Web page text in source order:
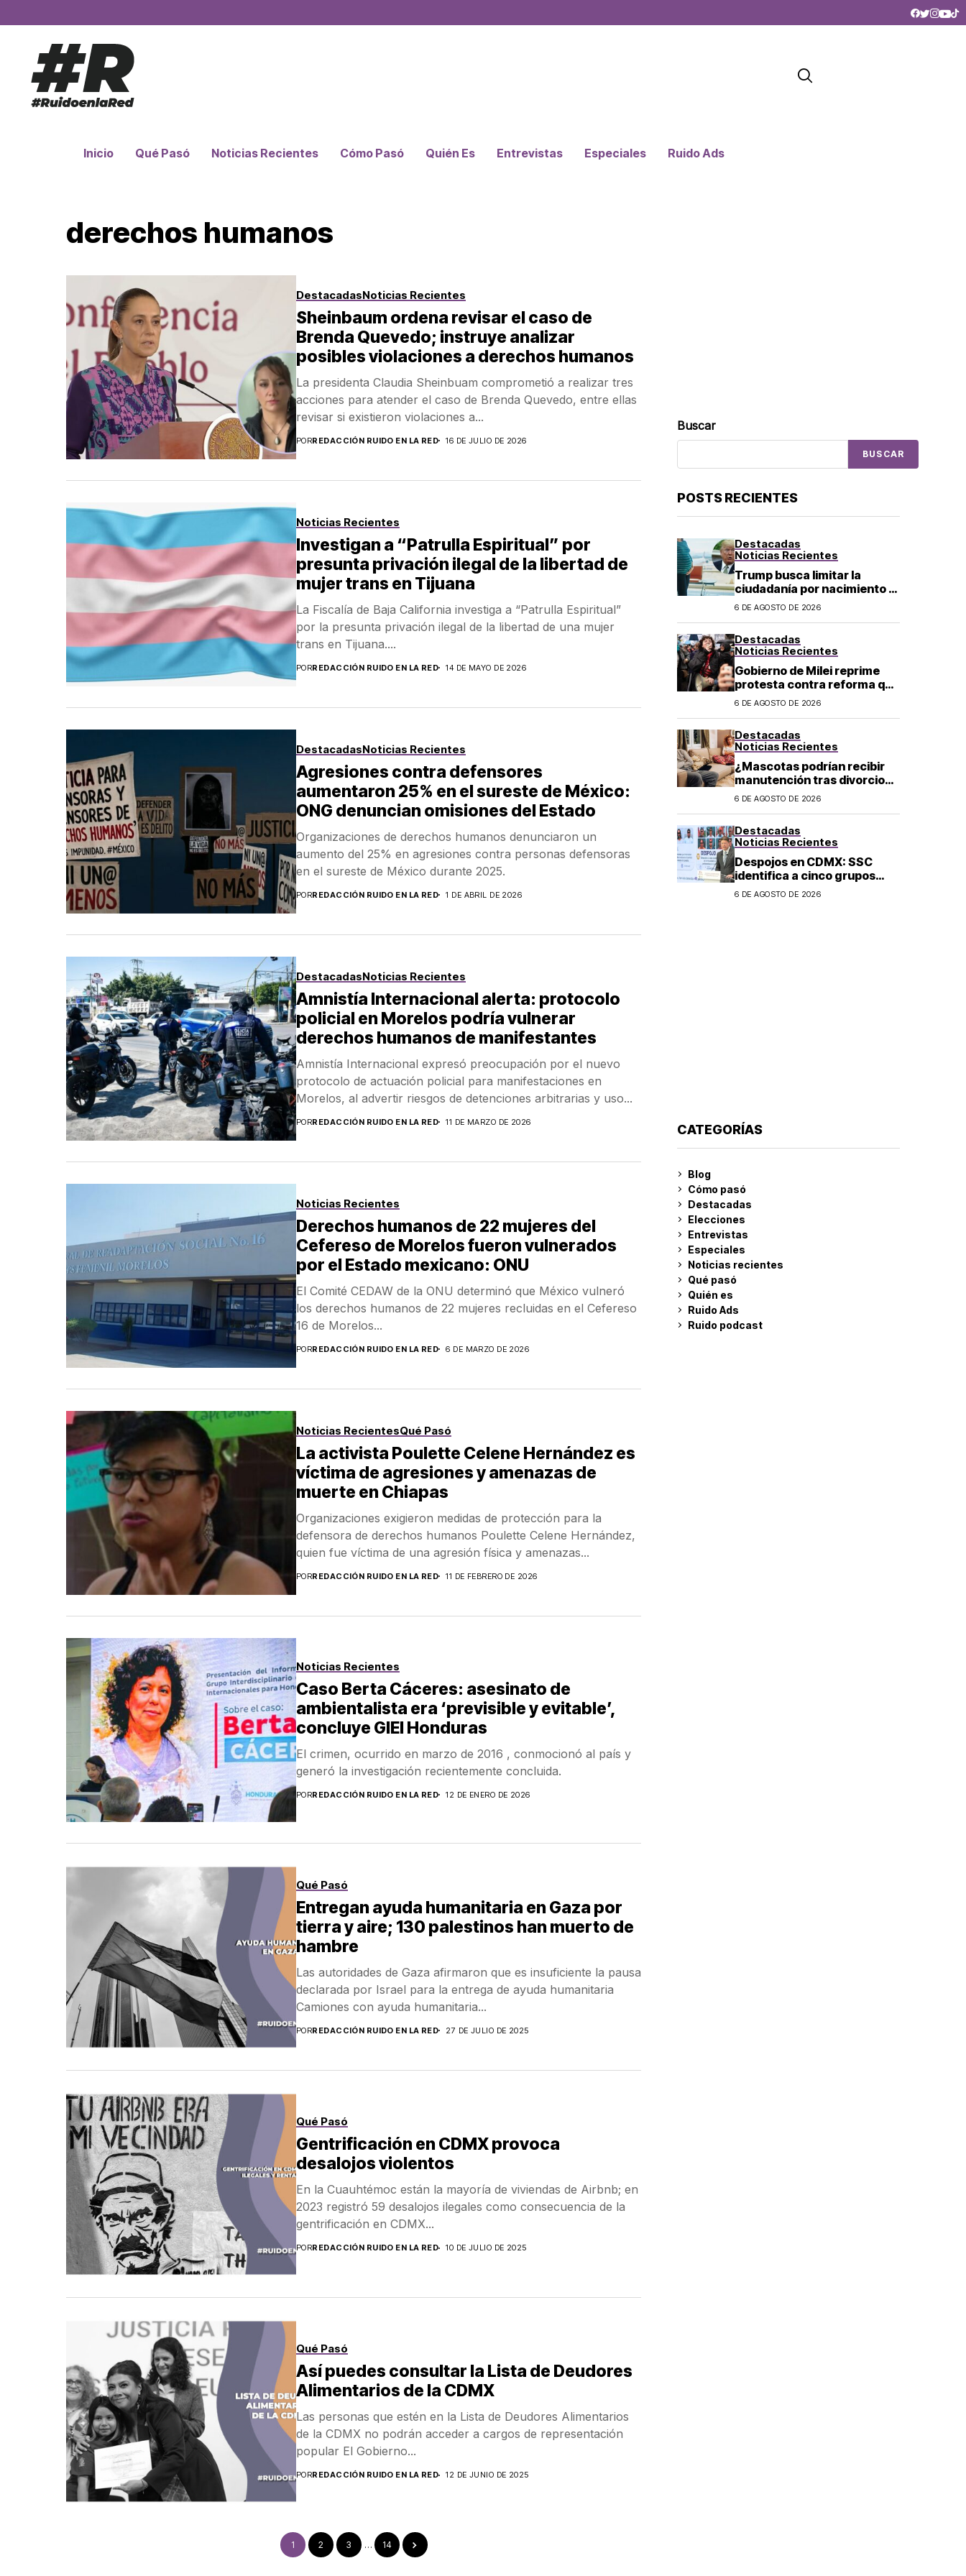
Inicio Qué Pasó Noticias Recientes Cómo Pasó Quién Es Entrevistas Especiales Ruido Ads
derechos humanos
DestacadasNoticias Recientes
Sheinbaum ordena revisar el caso de
Brenda Quevedo; instruye analizar
posibles violaciones a derechos humanos
La presidenta Claudia Sheinbuam comprometió a realizar tres
acciones para atender el caso de Brenda Quevedo, entre ellas
revisar si existieron violaciones a...
PORREDACCIÓN RUIDO EN LA RED 16 DE JULIO DE 2026
Noticias Recientes
Investigan a “Patrulla Espiritual” por
presunta privación ilegal de la libertad de
mujer trans en Tijuana
La Fiscalía de Baja California investiga a “Patrulla Espiritual”
por la presunta privación ilegal de la libertad de una mujer
trans en Tijuana....
PORREDACCIÓN RUIDO EN LA RED 14 DE MAYO DE 2026
DestacadasNoticias Recientes
Agresiones contra defensores
aumentaron 25% en el sureste de México:
ONG denuncian omisiones del Estado
Organizaciones de derechos humanos denunciaron un
aumento del 25% en agresiones contra personas defensoras
en el sureste de México durante 2025.
PORREDACCIÓN RUIDO EN LA RED 1 DE ABRIL DE 2026
DestacadasNoticias Recientes
Amnistía Internacional alerta: protocolo
policial en Morelos podría vulnerar
derechos humanos de manifestantes
Amnistía Internacional expresó preocupación por el nuevo
protocolo de actuación policial para manifestaciones en
Morelos, al advertir riesgos de detenciones arbitrarias y uso...
PORREDACCIÓN RUIDO EN LA RED 11 DE MARZO DE 2026
Noticias Recientes
Derechos humanos de 22 mujeres del
Cefereso de Morelos fueron vulnerados
por el Estado mexicano: ONU
El Comité CEDAW de la ONU determinó que México vulneró
los derechos humanos de 22 mujeres recluidas en el Cefereso
16 de Morelos...
PORREDACCIÓN RUIDO EN LA RED 6 DE MARZO DE 2026
Noticias RecientesQué Pasó
La activista Poulette Celene Hernández es
víctima de agresiones y amenazas de
muerte en Chiapas
Organizaciones exigieron medidas de protección para la
defensora de derechos humanos Poulette Celene Hernández,
quien fue víctima de una agresión física y amenazas...
PORREDACCIÓN RUIDO EN LA RED 11 DE FEBRERO DE 2026
Noticias Recientes
Caso Berta Cáceres: asesinato de
ambientalista era ‘previsible y evitable’,
concluye GIEI Honduras
El crimen, ocurrido en marzo de 2016 , conmocionó al país y
generó la investigación recientemente concluida.
PORREDACCIÓN RUIDO EN LA RED 12 DE ENERO DE 2026
Qué Pasó
Entregan ayuda humanitaria en Gaza por
tierra y aire; 130 palestinos han muerto de
hambre
Las autoridades de Gaza afirmaron que es insuficiente la pausa
declarada por Israel para la entrega de ayuda humanitaria
Camiones con ayuda humanitaria...
PORREDACCIÓN RUIDO EN LA RED 27 DE JULIO DE 2025
Qué Pasó
Gentrificación en CDMX provoca
desalojos violentos
En la Cuauhtémoc están la mayoría de viviendas de Airbnb; en
2023 registró 59 desalojos ilegales como consecuencia de la
gentrificación en CDMX...
PORREDACCIÓN RUIDO EN LA RED 10 DE JULIO DE 2025
Qué Pasó
Así puedes consultar la Lista de Deudores
Alimentarios de la CDMX
Las personas que estén en la Lista de Deudores Alimentarios
de la CDMX no podrán acceder a cargos de representación
popular El Gobierno...
PORREDACCIÓN RUIDO EN LA RED 12 DE JUNIO DE 2025
1 2 3 … 14
Buscar
BUSCAR
POSTS RECIENTES
Destacadas
Noticias Recientes
Trump busca limitar la
ciudadanía por nacimiento y
el «turismo de parto» en EU;
6 DE AGOSTO DE 2026
Destacadas
Noticias Recientes
Gobierno de Milei reprime
protesta contra reforma que
permite la venta de tierra a
6 DE AGOSTO DE 2026
Destacadas
Noticias Recientes
¿Mascotas podrían recibir
manutención tras divorcio
de sus dueños en CDMX?
6 DE AGOSTO DE 2026
Destacadas
Noticias Recientes
Despojos en CDMX: SSC
identifica a cinco grupos
criminales vinculados a este
6 DE AGOSTO DE 2026
CATEGORÍAS
Blog
Cómo pasó
Destacadas
Elecciones
Entrevistas
Especiales
Noticias recientes
Qué pasó
Quién es
Ruido Ads
Ruido podcast